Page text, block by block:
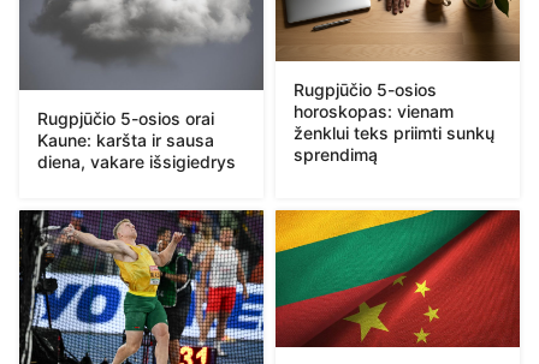
Rugpjūčio 5-osios orai
Kaune: karšta ir sausa
diena, vakare išsigiedrys
Rugpjūčio 5-osios
horoskopas: vienam
ženklui teks priimti sunkų
sprendimą